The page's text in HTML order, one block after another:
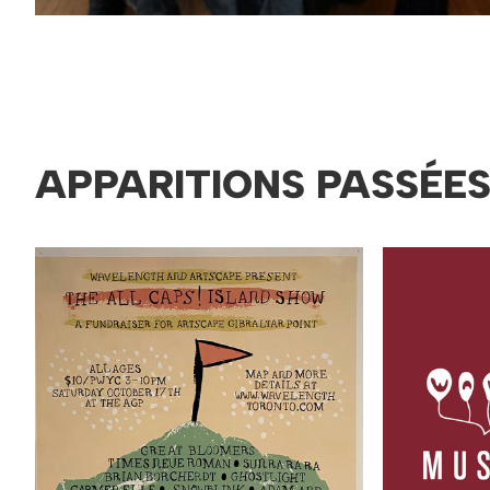
APPARITIONS PASSÉES